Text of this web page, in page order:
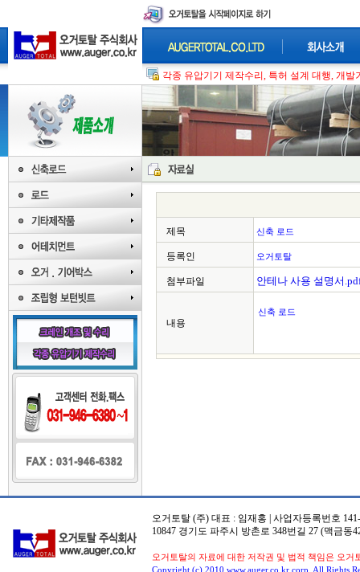
각종 유압기기 제작수리, 특허 설계 대행, 개
제목 신축 로드
등록인 오거토탈
첨부파일 안테나 사용 설명서
내용
신축 로드
오거토탈 (주) 대표 : 임재홍 | 사업자등록번호
10847 경기도 파주시 방촌로 348번길 27 (맥금동
오거토탈의 자료에 대한 저작권 및 법적 책임은 오
Copyright (c) 2010 www.auger.co.kr corp. All Rights